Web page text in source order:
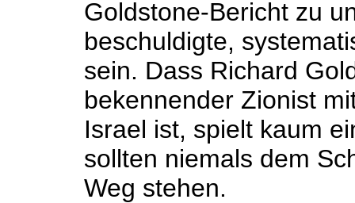
Goldstone-Bericht zu
beschuldigte,
sein. Dass Richard
bekennender Zionist
Israel ist, spielt kaum
sollten niemals dem
Weg stehen.